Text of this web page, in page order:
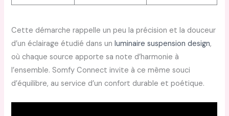
Cette démarche rappelle un peu la précision et la douceur
d’un éclairage étudié dans unluminaire suspension design,
où chaque source apporte sa note d’harmonie à
l’ensemble. Somfy Connect invite à ce même souci
d’équilibre, au service d’un confort durable et poétique.